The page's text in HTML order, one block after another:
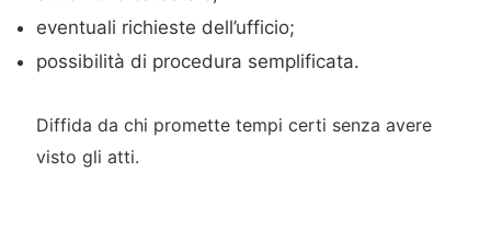
eventuali richieste dell’ufficio;
possibilità di procedura semplificata.
Diffida da chi promette tempi certi senza avere
visto gli atti.